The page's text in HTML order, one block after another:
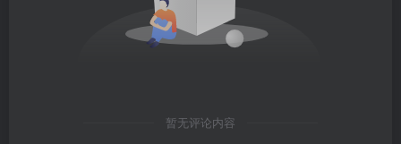
暂无评论内容